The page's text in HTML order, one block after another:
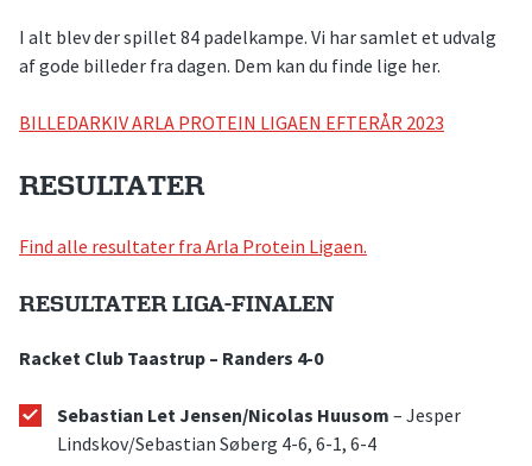
I alt blev der spillet 84 padelkampe. Vi har samlet et udvalg
af gode billeder fra dagen. Dem kan du finde lige her.
BILLEDARKIV ARLA PROTEIN LIGAEN EFTERÅR 2023
RESULTATER
Find alle resultater fra Arla Protein Ligaen.
RESULTATER LIGA-FINALEN
Racket Club Taastrup – Randers 4-0
Sebastian Let Jensen/Nicolas Huusom – Jesper
Lindskov/Sebastian Søberg 4-6, 6-1, 6-4